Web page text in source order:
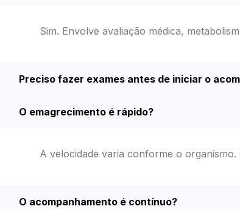
Sim. Envolve avaliação médica,
Preciso fazer exames antes de iniciar o
O emagrecimento é rápido?
A velocidade varia conforme o
O acompanhamento é contínuo?